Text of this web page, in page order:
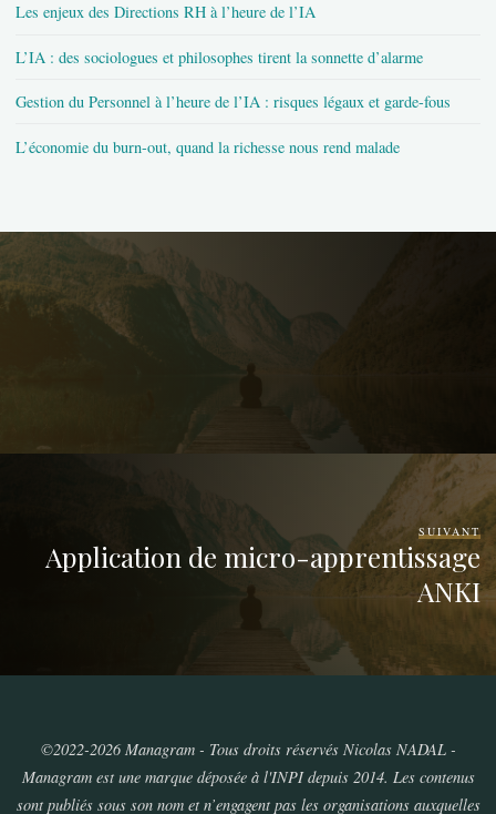
Les enjeux des Directions RH à l’heure de l’IA
L’IA : des sociologues et philosophes tirent la sonnette d’alarme
Gestion du Personnel à l’heure de l’IA : risques légaux et garde-fous
L’économie du burn-out, quand la richesse nous rend malade
SUIVANT
Application de micro-apprentissage
ANKI
©2022-2026 Managram - Tous droits réservés Nicolas NADAL -
Managram est une marque déposée à l'INPI depuis 2014. Les contenus
sont publiés sous son nom et n’engagent pas les organisations auxquelles